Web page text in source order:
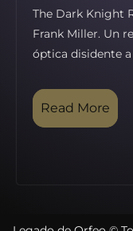
The Dark Knight
Frank Miller. Un
óptica disidente
Read More